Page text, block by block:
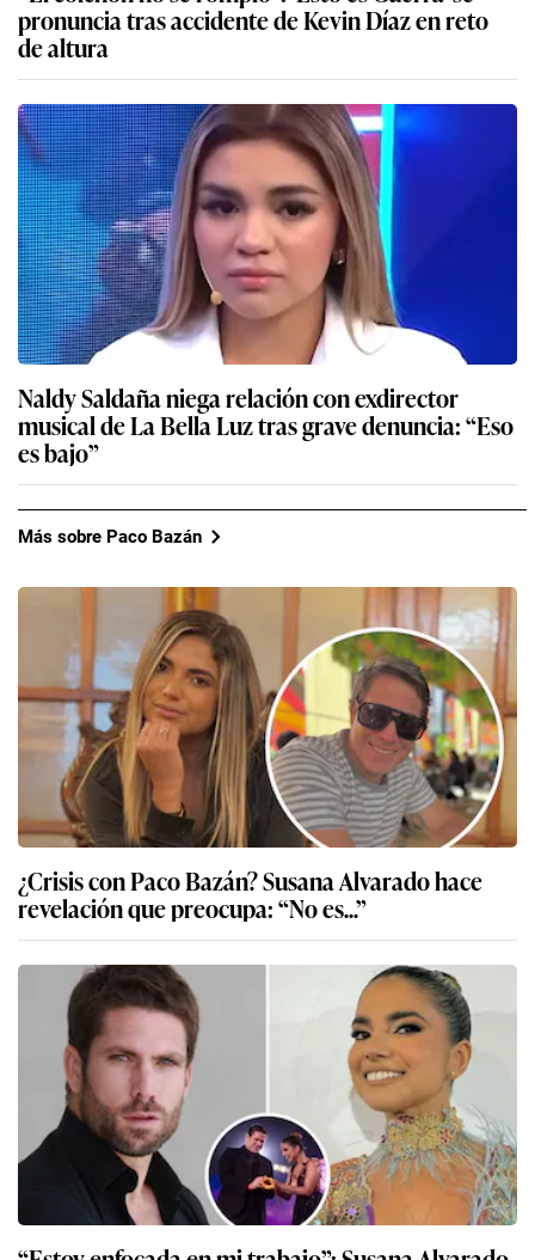
pronuncia tras accidente de Kevin Díaz en reto
de altura
Naldy Saldaña niega relación con exdirector
musical de La Bella Luz tras grave denuncia: “Eso
es bajo”
Más sobre Paco Bazán
¿Crisis con Paco Bazán? Susana Alvarado hace
revelación que preocupa: “No es...”